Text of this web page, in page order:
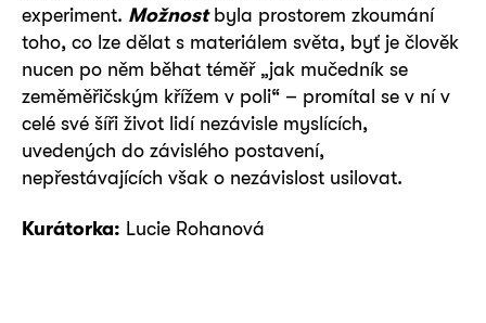
experiment. Možnostbyla prostorem zkoumání
toho, co lze dělat s materiálem světa, byť je člověk
nucen po něm běhat téměř „jak mučedník se
zeměměřičským křížem v poli“ – promítal se v ní v
celé své šíři život lidí nezávisle myslících,
uvedených do závislého postavení,
nepřestávajících však o nezávislost usilovat.
Kurátorka: Lucie Rohanová